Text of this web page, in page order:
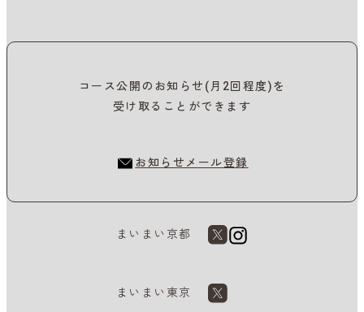
コース公開のお知らせ(月2回程度)を
受け取ることができます
お知らせメール登録
まいまい京都
まいまい東京